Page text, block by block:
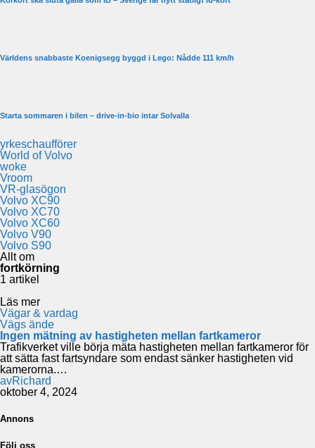
Världens snabbaste Koenigsegg byggd i Lego: Nådde 111 km/h
Starta sommaren i bilen – drive-in-bio intar Solvalla
yrkeschaufförer
World of Volvo
woke
Vroom
VR-glasögon
Volvo XC90
Volvo XC70
Volvo XC60
Volvo V90
Volvo S90
Allt om
fortkörning
1 artikel
Läs mer
Vägar & vardag
Vägs ände
Ingen mätning av hastigheten mellan fartkameror
Trafikverket ville börja mäta hastigheten mellan fartkameror för
att sätta fast fartsyndare som endast sänker hastigheten vid
kamerorna.…
avRichard
oktober 4, 2024
Annons
Följ oss